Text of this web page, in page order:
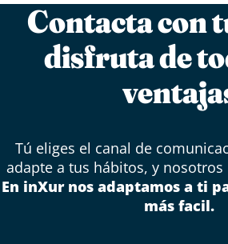
Contacta con
disfruta de
Tú eliges el canal de
adapte a tus hábitos, y
En inXur nos adaptamos a ti
más facil.